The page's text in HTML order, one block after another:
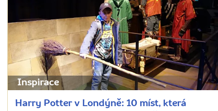
Inspirace
Harry Potter v Londýně: 10 míst, která